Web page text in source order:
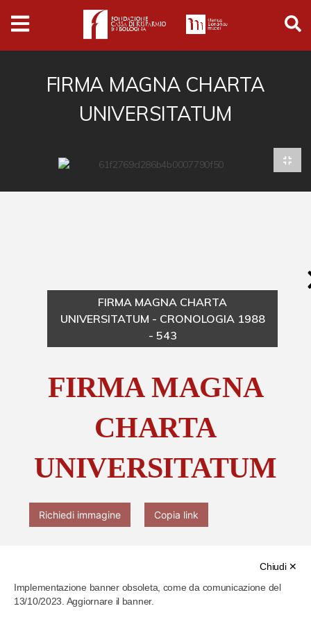
Archivio
Ferrari
Archivio Digitale
Arte e cultura
Musica cinema e spettacolo
Contattaci
FIRMA MAGNA CHARTA
UNIVERSITATUM
FIRMA MAGNA CHARTA
UNIVERSITATUM - CRONOLOGIA 1988
- 543
FIRMA MAGNA
CHARTA
UNIVERSITATUM
Richiedi immagine Copia link
Cod. identificativo
Chiudi ✕
Implementazione banner obsoleta, come da comunicazione del
13/10/2023. Aggiornare il banner.